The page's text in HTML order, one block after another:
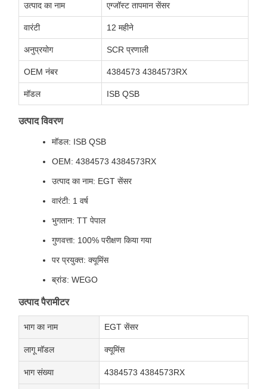
उत्पाद का नाम एग्जॉस्ट तापमान सेंसर
वारंटी 12 महीने
अनुप्रयोग SCR प्रणाली
OEM नंबर 4384573 4384573RX
मॉडल ISB QSB
उत्पाद विवरण
मॉडल: ISB QSB
OEM: 4384573 4384573RX
उत्पाद का नाम: EGT सेंसर
वारंटी: 1 वर्ष
भुगतान: TT पेपाल
गुणवत्ता: 100% परीक्षण किया गया
पर प्रयुक्त: क्यूमिंस
ब्रांड: WEGO
उत्पाद पैरामीटर
भाग का नाम EGT सेंसर
लागू मॉडल क्यूमिंस
भाग संख्या 4384573 4384573RX